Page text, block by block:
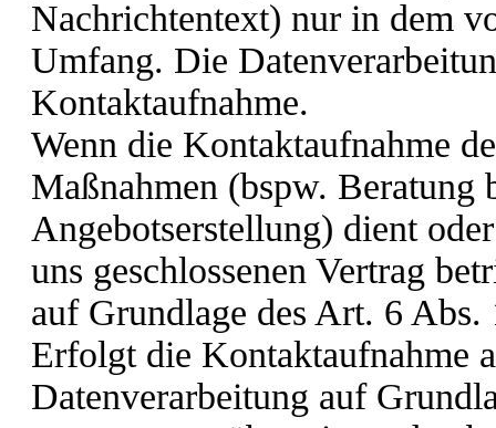
Nachrichtentext) nur in dem
Umfang. Die
Kontaktaufnahme.
Wenn die Kontaktaufnahme
Maßnahmen (bspw. Beratung
Angebotserstellung) dient
uns geschlossenen Vertrag
auf Grundlage des Art. 6
Erfolgt die Kontaktaufnahme
Datenverarbeitung auf